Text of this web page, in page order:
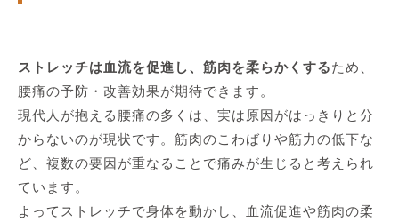
ストレッチは血流を促進し、筋肉を柔らかくするため、
腰痛の予防・改善効果が期待できます。
現代人が抱える腰痛の多くは、実は原因がはっきりと分
からないのが現状です。筋肉のこわばりや筋力の低下な
ど、複数の要因が重なることで痛みが生じると考えられ
ています。
よってストレッチで身体を動かし、血流促進や筋肉の柔